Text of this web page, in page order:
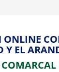
ONLINE
Y EL